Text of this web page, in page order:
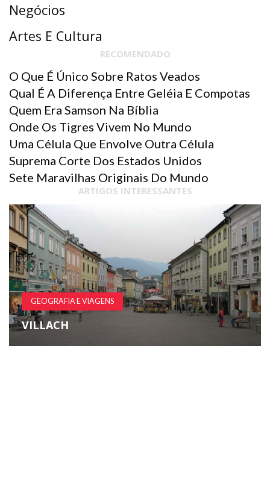
Negócios
Artes E Cultura
RECOMENDADO
O Que É Único Sobre Ratos Veados
Qual É A Diferença Entre Geléia E Compotas
Quem Era Samson Na Bíblia
Onde Os Tigres Vivem No Mundo
Uma Célula Que Envolve Outra Célula
Suprema Corte Dos Estados Unidos
Sete Maravilhas Originais Do Mundo
ARTIGOS INTERESSANTES
GEOGRAFIA E VIAGENS
VILLACH